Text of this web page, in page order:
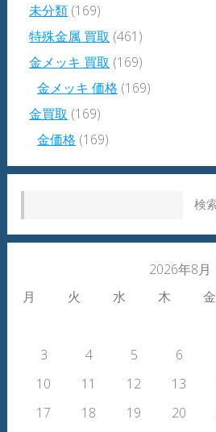
未分類 (169)
特殊金属 買取 (461)
金メッキ 買取 (169)
金メッキ 価格 (169)
金買取 (169)
金価格 (169)
2026年8月
月
火 水 木 金
3
4 5 6
10
11 12 13
17
18 19 20